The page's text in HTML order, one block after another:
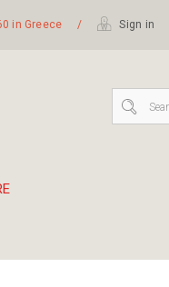
in Greece / Sign in